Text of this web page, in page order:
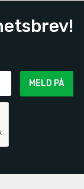
MELD PÅ